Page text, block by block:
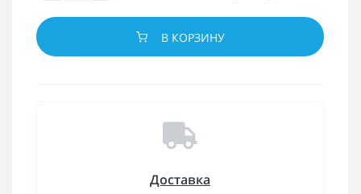
В КОРЗИНУ
Доставка